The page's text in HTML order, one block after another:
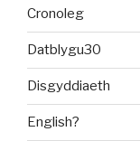
Cronoleg
Datblygu30
Disgyddiaeth
English?